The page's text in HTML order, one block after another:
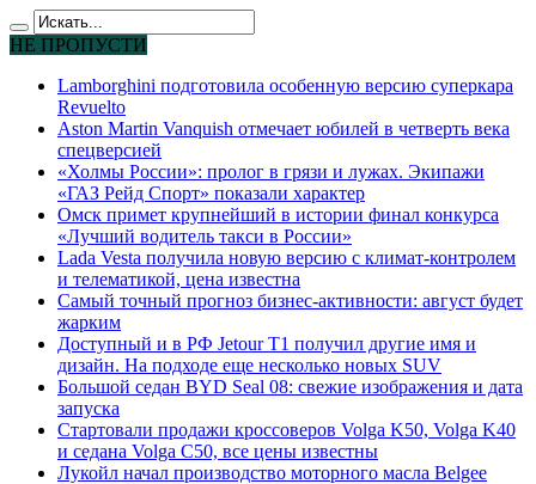
НЕ ПРОПУСТИ
Lamborghini подготовила особенную версию суперкара
Revuelto
Aston Martin Vanquish отмечает юбилей в четверть века
спецверсией
«Холмы России»: пролог в грязи и лужах. Экипажи
«ГАЗ Рейд Спорт» показали характер
Омск примет крупнейший в истории финал конкурса
«Лучший водитель такси в России»
Lada Vesta получила новую версию с климат-контролем
и телематикой, цена известна
Самый точный прогноз бизнес-активности: август будет
жарким
Доступный и в РФ Jetour T1 получил другие имя и
дизайн. На подходе еще несколько новых SUV
Большой седан BYD Seal 08: свежие изображения и дата
запуска
Стартовали продажи кроссоверов Volga K50, Volga K40
и седана Volga C50, все цены известны
Лукойл начал производство моторного масла Belgee